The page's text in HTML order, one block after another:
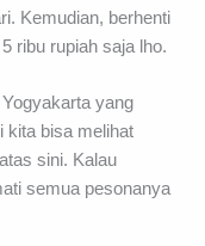
Kemudian, berhenti
ribu rupiah saja lho.
yang
kita bisa melihat
sini. Kalau
semua pesonanya